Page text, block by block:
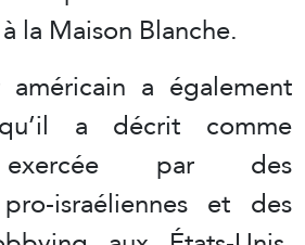
la Maison Blanche.
américain a également
a décrit comme
exercée par des
israéliennes et des